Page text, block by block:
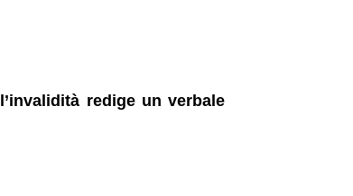
redige un verbale